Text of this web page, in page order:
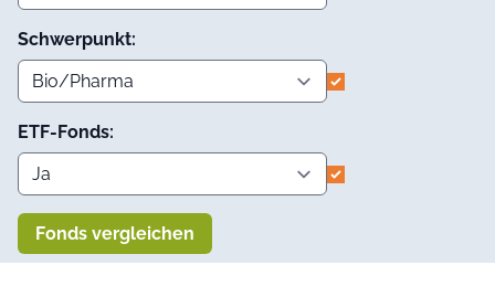
Schwerpunkt:
ETF-Fonds:
Fonds vergleichen